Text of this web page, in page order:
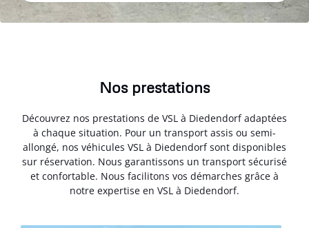
Nos prestations
Découvrez nos prestations de VSL à Diedendorf adaptées
à chaque situation. Pour un transport assis ou semi-
allongé, nos véhicules VSL à Diedendorf sont disponibles
sur réservation. Nous garantissons un transport sécurisé
et confortable. Nous facilitons vos démarches grâce à
notre expertise en VSL à Diedendorf.